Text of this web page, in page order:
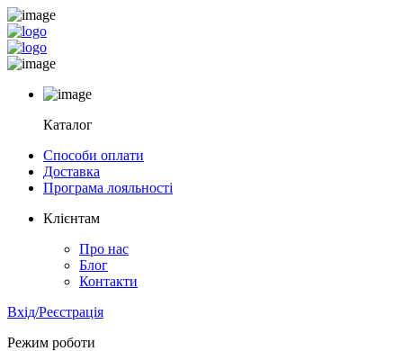
Каталог
Способи оплати
Доставка
Програма лояльності
Клієнтам
Про нас
Блог
Контакти
Вхід/Реєстрація
Режим роботи